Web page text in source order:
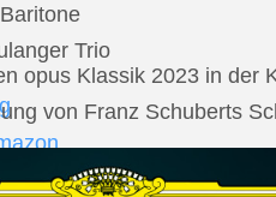
Baritone
Trio
opus Klassik 2023 in der
von Franz Schuberts